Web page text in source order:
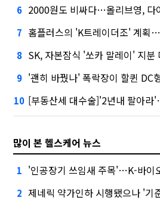
6 2000원도 비싸다…올리브영, 다이소
7 홈플러스의 'K트레이더조' 계획
8 SK, 자본잠식 '쏘카 말레이' 지분
9 '괜히 바꿨나' 폭락장이 할퀸 DC형
10 [부동산세 대수술]'2년내 팔아
많이 본 헬스케어 뉴스
1 '인공장기 쓰임새 주목'…K-바이
2 제네릭 약가인하 시행됐으나 '기